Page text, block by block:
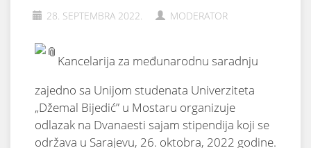
28. SEPTEMBRA 2022. MODERATOR
Kancelarija za međunarodnu saradnju
zajedno sa Unijom studenata Univerziteta
„Džemal Bijedić” u Mostaru organizuje
odlazak na Dvanaesti sajam stipendija koji se
održava u Sarajevu, 26. oktobra, 2022 godine.